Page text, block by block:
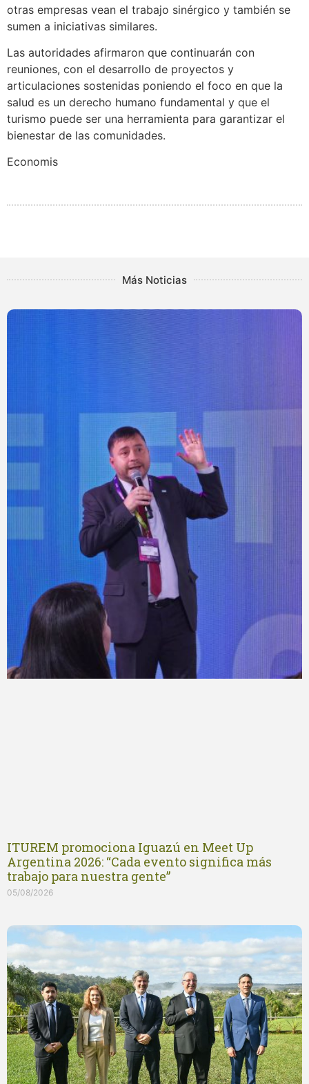
otras empresas vean el trabajo sinérgico y también se
sumen a iniciativas similares.
Las autoridades afirmaron que continuarán con
reuniones, con el desarrollo de proyectos y
articulaciones sostenidas poniendo el foco en que la
salud es un derecho humano fundamental y que el
turismo puede ser una herramienta para garantizar el
bienestar de las comunidades.
Economis
Más Noticias
ITUREM promociona Iguazú en Meet Up
Argentina 2026: “Cada evento significa más
trabajo para nuestra gente”
05/08/2026